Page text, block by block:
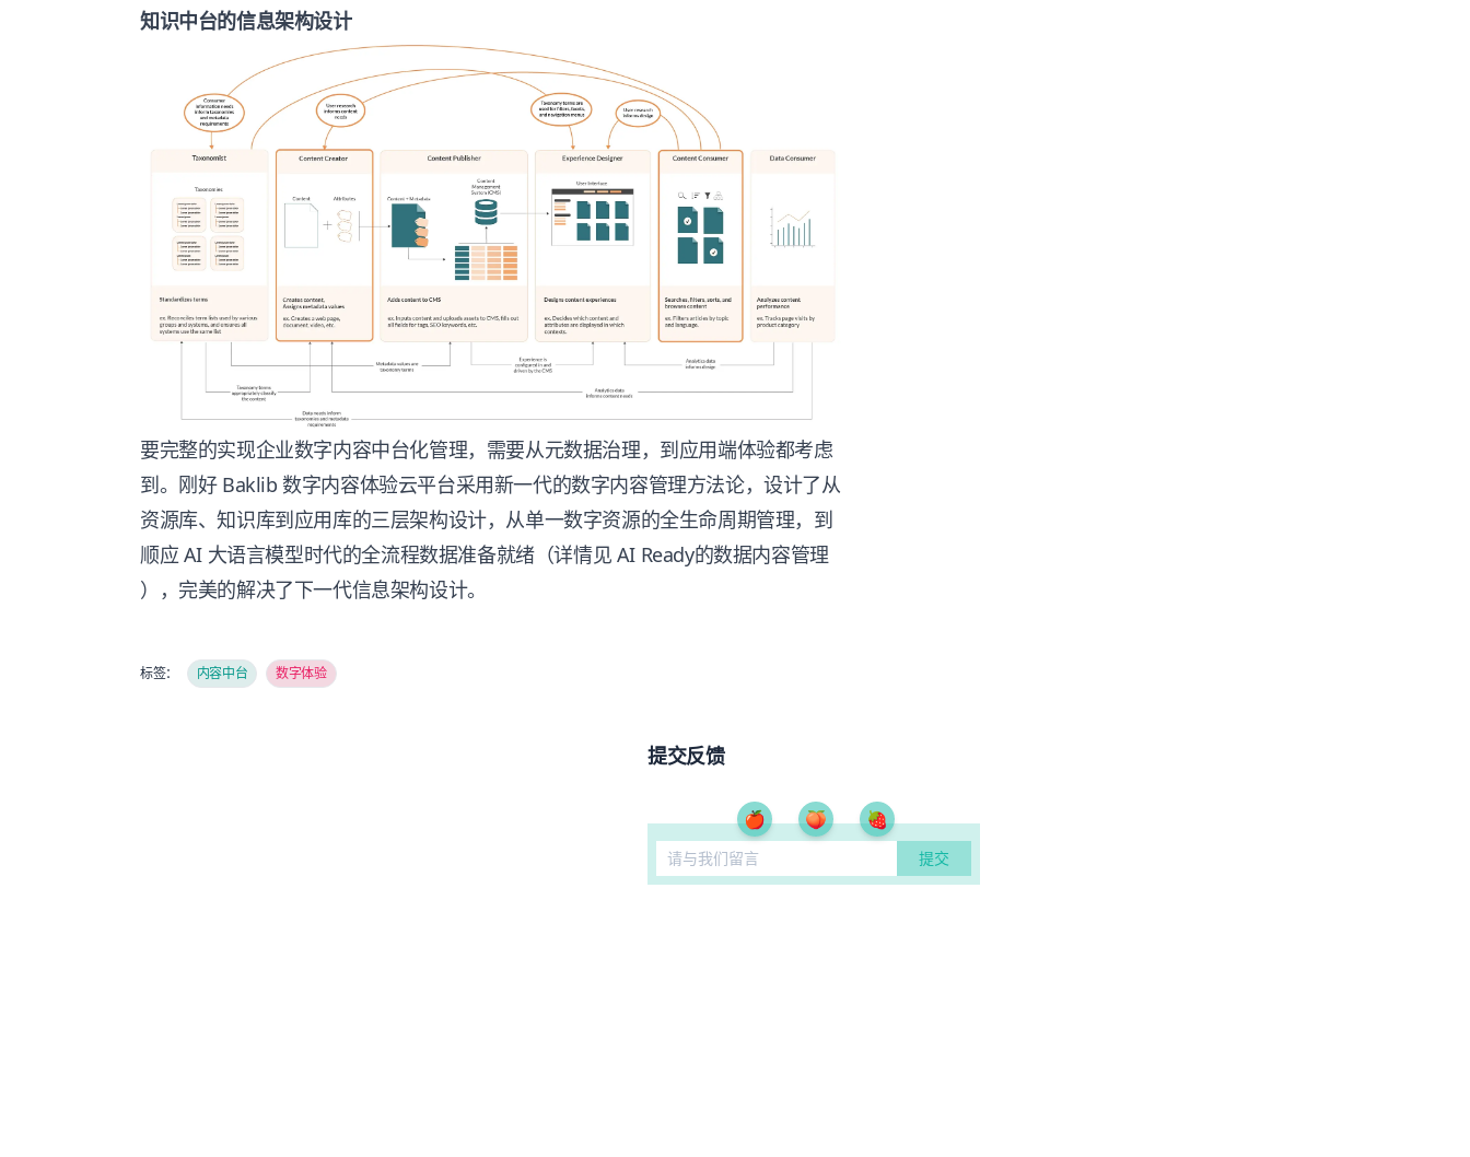
知识中台的信息架构设计
要完整的实现企业数字内容中台化管理，需要从元数据治理，到应用端体验都考虑
到。刚好 Baklib 数字内容体验云平台采用新一代的数字内容管理方法论，设计了从
资源库、知识库到应用库的三层架构设计，从单一数字资源的全生命周期管理，到
顺应 AI 大语言模型时代的全流程数据准备就绪（详情见 AI Ready的数据内容管理
），完美的解决了下一代信息架构设计。
标签： 内容中台 数字体验
提交反馈
🍎 🍑 🍓